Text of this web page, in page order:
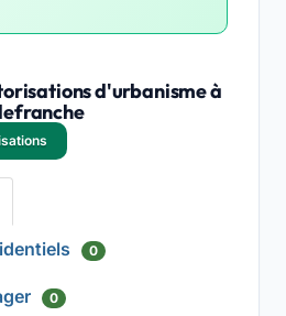
d'urbanisme à
0
0